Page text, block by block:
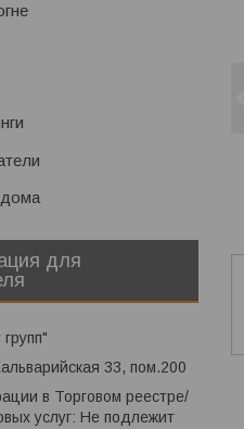
для
33, пом.200
в Торговом реестре/
услуг: Не подлежит